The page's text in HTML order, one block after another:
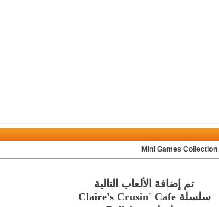
تم إضافة الألعاب التالية
سلسلة Claire's Crusin' Cafe